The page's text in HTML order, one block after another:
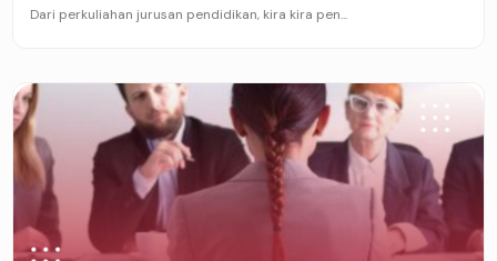
Dari perkuliahan jurusan pendidikan, kira kira pen...